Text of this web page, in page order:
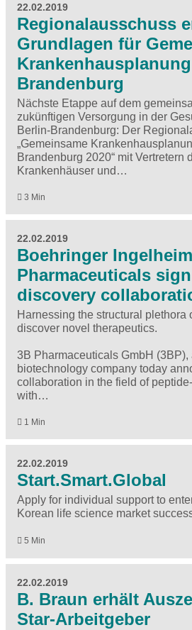
22.02.2019
Regionalausschuss
Grundlagen für
Brandenburg
Nächste Etappe auf dem
zukünftigen Versorgung in der
Berlin-Brandenburg: Der
„Gemeinsame
Brandenburg 2020“ mit Vertretern
Krankenhäuser und…
3 Min
22.02.2019
Boehringer
Pharmaceuticals
discovery
Harnessing the structural plethora
discover novel therapeutics.
3B Pharmaceuticals GmbH (3BP),
biotechnology company today
collaboration in the field of
with…
1 Min
22.02.2019
Start.Smart.Global
Apply for individual support to
Korean life science market
5 Min
22.02.2019
B. Braun erhält
Star-Arbeitgeber